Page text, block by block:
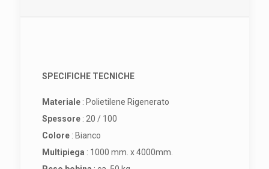
SPECIFICHE TECNICHE
Materiale: Polietilene Rigenerato
Spessore: 20 / 100
Colore: Bianco
Multipiega : 1000 mm. x 4000mm.